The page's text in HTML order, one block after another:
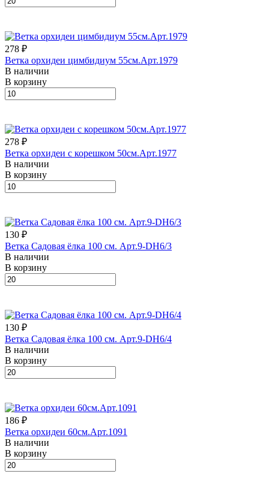
278 ₽
Ветка орхидеи цимбидиум 55см.Арт.1979
В наличии
В корзину
278 ₽
Ветка орхидеи с корешком 50см.Арт.1977
В наличии
В корзину
130 ₽
Ветка Садовая ёлка 100 см. Арт.9-DH6/3
В наличии
В корзину
130 ₽
Ветка Садовая ёлка 100 см. Арт.9-DH6/4
В наличии
В корзину
186 ₽
Ветка орхидеи 60см.Арт.1091
В наличии
В корзину